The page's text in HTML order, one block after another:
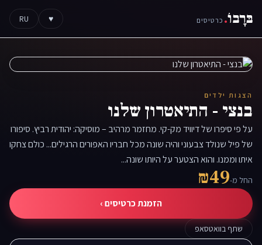
בּרָבוֹ. כרטיסים ♥
RU
הצגות ילדים
בנצי - התיאטרון שלנו
על פי סיפרו של דיוויד מק-קי. מחזמר מרהיב – מוסיקה: יהודית רביץ. סיפורו
של פיל שנולד צבעוני והיה שונה מכל חבריו האפורים הרגילים... כולם צחקו
איתו וממנו. והוא הצטער על היותו שונה...
החל מ-₪49
הזמנת כרטיסים ›
שתף בוואטסאפ